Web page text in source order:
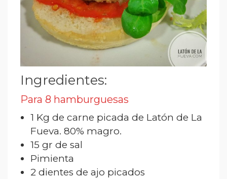
Ingredientes:
Para 8 hamburguesas
1 Kg de carne picada de Latón de La
Fueva. 80% magro.
15 gr de sal
Pimienta
2 dientes de ajo picados